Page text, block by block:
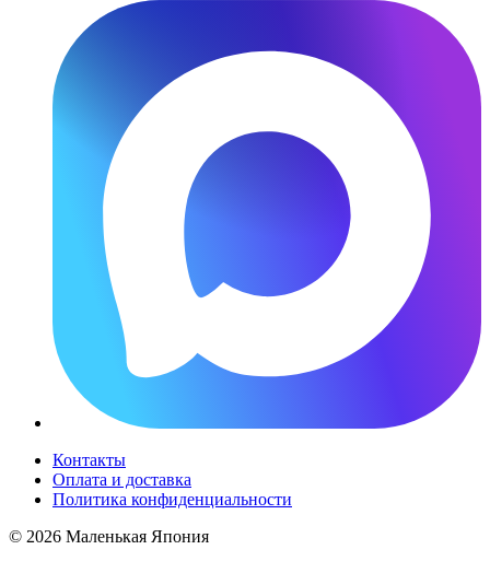
Контакты
Оплата и доставка
Политика конфиденциальности
© 2026 Маленькая Япония